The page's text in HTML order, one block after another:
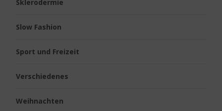
Sklerodermie
Slow Fashion
Sport und Freizeit
Verschiedenes
Weihnachten